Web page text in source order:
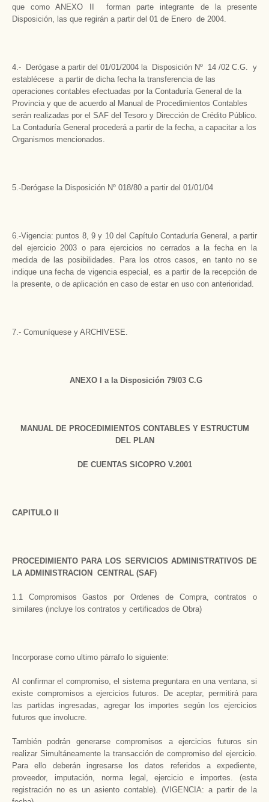
que como ANEXO II forman parte integrante de la presente
Disposición, las que regirán a partir del 01 de Enero de 2004.
4.- Derógase a partir del 01/01/2004 la Disposición Nº 14 /02 C.G. y
establécese a partir de dicha fecha la transferencia de las
operaciones contables efectuadas por la Contaduría General de la
Provincia y que de acuerdo al Manual de Procedimientos Contables
serán realizadas por el SAF del Tesoro y Dirección de Crédito Público.
La Contaduría General procederá a partir de la fecha, a capacitar a los
Organismos mencionados.
5.-Derógase la Disposición Nº 018/80 a partir del 01/01/04
6.-Vigencia: puntos 8, 9 y 10 del Capítulo Contaduría General, a partir
del ejercicio 2003 o para ejercicios no cerrados a la fecha en la
medida de las posibilidades. Para los otros casos, en tanto no se
indique una fecha de vigencia especial, es a partir de la recepción de
la presente, o de aplicación en caso de estar en uso con anterioridad.
7.- Comuníquese y ARCHIVESE.
ANEXO I a la Disposición 79/03 C.G
MANUAL DE PROCEDIMIENTOS CONTABLES Y ESTRUCTUM
DEL PLAN
DE CUENTAS SICOPRO V.2001
CAPITULO II
PROCEDIMIENTO PARA LOS SERVICIOS ADMINISTRATIVOS DE
LA ADMINISTRACION CENTRAL (SAF)
1.1 Compromisos Gastos por Ordenes de Compra, contratos o
similares (incluye los contratos y certificados de Obra)
Incorporase como ultimo párrafo lo siguiente:
Al confirmar el compromiso, el sistema preguntara en una ventana, si
existe compromisos a ejercicios futuros. De aceptar, permitirá para
las partidas ingresadas, agregar los importes según los ejercicios
futuros que involucre.
También podrán generarse compromisos a ejercicios futuros sin
realizar Simultáneamente la transacción de compromiso del ejercicio.
Para ello deberán ingresarse los datos referidos a expediente,
proveedor, imputación, norma legal, ejercicio e importes. (esta
registración no es un asiento contable). (VIGENCIA: a partir de la